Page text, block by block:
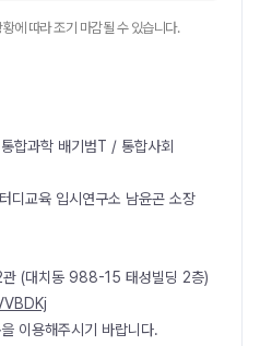
에 따라 조기 마감될 수 있습니다.
합과학 배기범T / 통합사회
디교육 입시연구소 남윤곤 소장
(대치동 988-15 태성빌딩 2층)
이용해주시기 바랍니다.